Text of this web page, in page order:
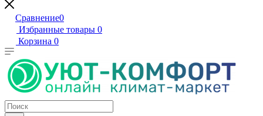
Сравнение0
Избранные товары 0
Корзина 0